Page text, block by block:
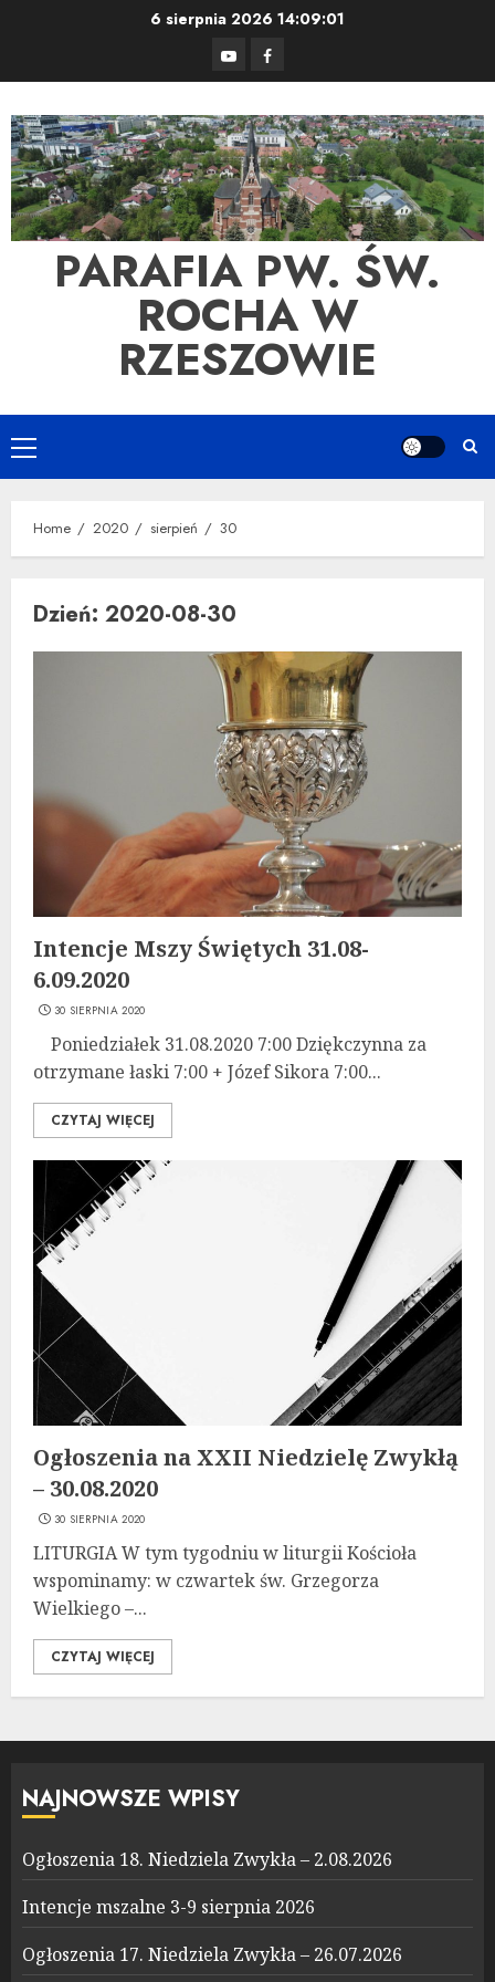
6 sierpnia 2026 14:09:01
YouTubeFacebook
PARAFIA PW. ŚW.
ROCHA W
RZESZOWIE
Primary
Menu
Home 2020 sierpień 30
Dzień: 2020-08-30
Intencje Mszy Świętych 31.08-
6.09.2020
30 SIERPNIA 2020
Poniedziałek 31.08.2020 7:00 Dziękczynna za
otrzymane łaski 7:00 + Józef Sikora 7:00...
CZYTAJ WIĘCEJ
Ogłoszenia na XXII Niedzielę Zwykłą
– 30.08.2020
30 SIERPNIA 2020
LITURGIA W tym tygodniu w liturgii Kościoła
wspominamy: w czwartek św. Grzegorza
Wielkiego –...
CZYTAJ WIĘCEJ
NAJNOWSZE WPISY
Ogłoszenia 18. Niedziela Zwykła – 2.08.2026
Intencje mszalne 3-9 sierpnia 2026
Ogłoszenia 17. Niedziela Zwykła – 26.07.2026